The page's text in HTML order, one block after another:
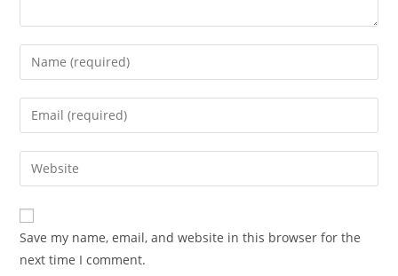
Enter
your
name
comment
Enter
your
email
address
comment
Enter
your
website
URL
(optional)
Save my name, email, and website in this browser for the
next time I comment.